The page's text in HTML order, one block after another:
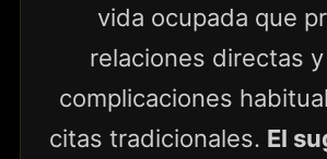
vida ocupada que
relaciones directas
complicaciones
citas tradicionales. El